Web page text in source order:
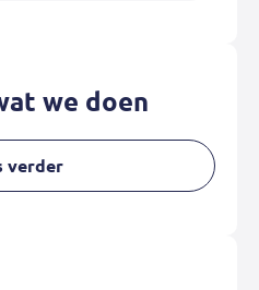
we doen
verder